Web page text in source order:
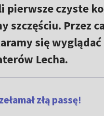
czyste
szczęściu. Przez
się
Lecha.
złą passę!